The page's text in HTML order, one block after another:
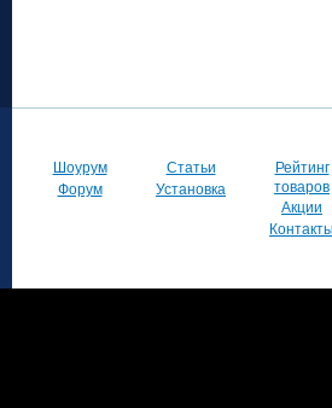
Шоурум
Форум
Статьи
Установка
Рейтинг
товаров
Акции